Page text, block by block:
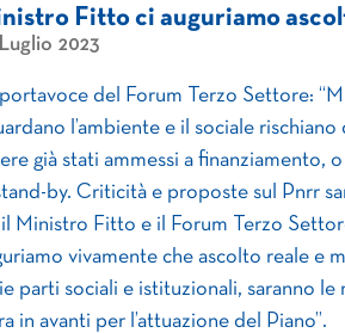
Fitto ci auguriamo
2023
del Forum Terzo Settore:
l’ambiente e il sociale
già stati ammessi a finanziamento,
by. Criticità e proposte sul Pnrr
Ministro Fitto e il Forum Terzo
vivamente che ascolto reale e
parti sociali e istituzionali, saranno
in avanti per l’attuazione del Piano”.